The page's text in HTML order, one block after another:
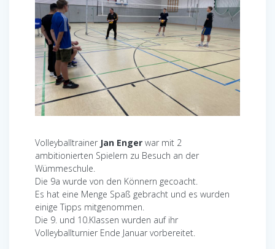
Volleyballtrainer Jan Enger war mit 2
ambitionierten Spielern zu Besuch an der
Wümmeschule.
Die 9a wurde von den Könnern gecoacht.
Es hat eine Menge Spaß gebracht und es wurden
einige Tipps mitgenommen.
Die 9. und 10.Klassen wurden auf ihr
Volleyballturnier Ende Januar vorbereitet.